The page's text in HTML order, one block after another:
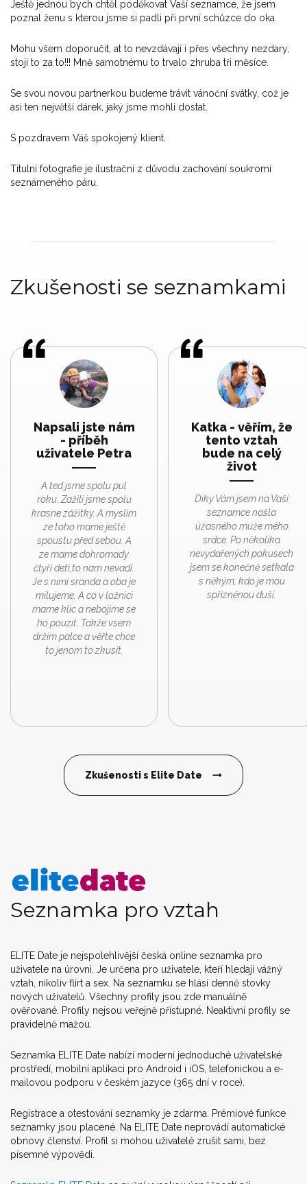
Ještě jednou bych chtěl poděkovat Vaší seznamce, že jsem
poznal ženu s kterou jsme si padli při první schůzce do oka.
Mohu všem doporučit, at to nevzdávají i přes všechny nezdary,
stojí to za to!!! Mně samotnému to trvalo zhruba tři měsíce.
Se svou novou partnerkou budeme trávit vánoční svátky, což je
asi ten největší dárek, jaký jsme mohli dostat.
S pozdravem Váš spokojený klient.
Titulní fotografie je ilustrační z důvodu zachování soukromí
seznámeného páru.
Zkušenosti se seznamkami
Napsali jste nám
- příběh
uživatele Petra
A ted jsme spolu pul
roku. Zažili jsme spolu
krasne zážitky. A myslim
ze toho mame ještě
spoustu před sebou. A
ze mame dohromady
čtyři deti,to nam nevadí.
Je s nimi sranda a oba je
milujeme. A co v ložnici
mame klic a nebojime se
ho pouzit. Takže vsem
držím palce a věřte chce
to jenom to zkusit.
Katka - věřím, že
tento vztah
bude na celý
život
Díky Vám jsem na Vaší
seznamce našla
úžasného muže mého
srdce. Po několika
nevydařených pokusech
jsem se konečně setkala
s někým, kdo je mou
spřízněnou duší.
Zkušenosti s Elite Date
Seznamka pro vztah
ELITE Date je nejspolehlivější česká online seznamka pro
uživatele na úrovni. Je určena pro uživatele, kteří hledají vážný
vztah, nikoliv flirt a sex. Na seznamku se hlásí denně stovky
nových uživatelů. Všechny profily jsou zde manuálně
ověřované. Profily nejsou veřejně přístupné. Neaktivní profily se
pravidelně mažou.
Seznamka ELITE Date nabízí moderní jednoduché uživatelské
prostředí, mobilní aplikaci pro Android i iOS, telefonickou a e-
mailovou podporu v českém jazyce (365 dní v roce).
Registrace a otestování seznamky je zdarma. Prémiové funkce
seznamky jsou placené. Na ELITE Date neprovádí automatické
obnovy členství. Profil si mohou uživatelé zrušit sami, bez
písemné výpovědi.